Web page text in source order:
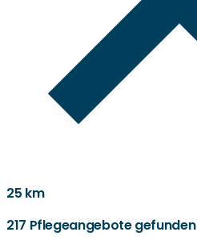
25 km
217 Pflegeangebote gefunden